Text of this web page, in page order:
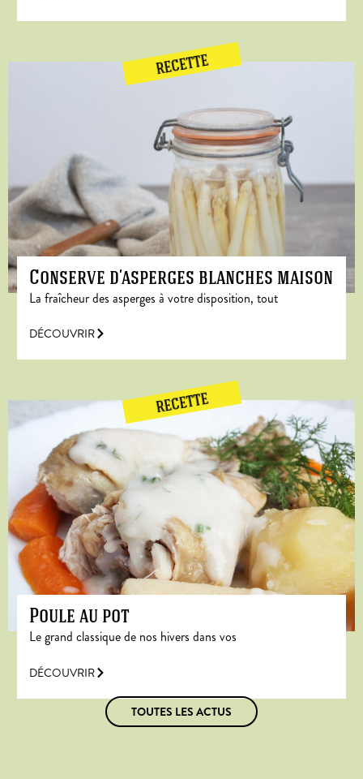
RECETTE
Conserve d’asperges blanches maison
La fraîcheur des asperges à votre disposition, tout
DÉCOUVRIR
RECETTE
Poule au pot
Le grand classique de nos hivers dans vos
DÉCOUVRIR
TOUTES LES ACTUS